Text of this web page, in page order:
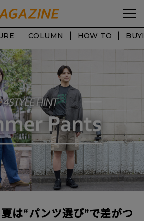
COLUMN HOW TO
は“パンツ選び”で差がつ